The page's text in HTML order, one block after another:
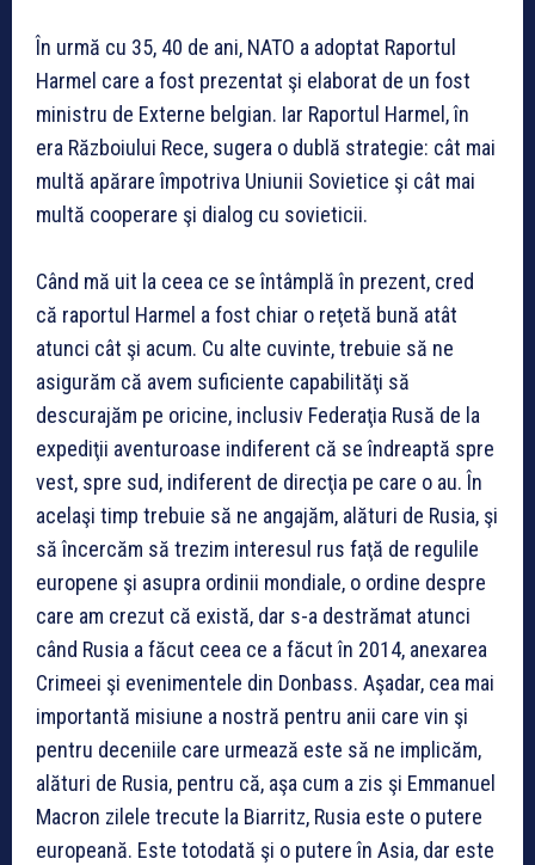
În urmă cu 35, 40 de ani, NATO a adoptat Raportul
Harmel care a fost prezentat şi elaborat de un fost
ministru de Externe belgian. Iar Raportul Harmel, în
era Războiului Rece, sugera o dublă strategie: cât mai
multă apărare împotriva Uniunii Sovietice şi cât mai
multă cooperare şi dialog cu sovieticii.
Când mă uit la ceea ce se întâmplă în prezent, cred
că raportul Harmel a fost chiar o reţetă bună atât
atunci cât şi acum. Cu alte cuvinte, trebuie să ne
asigurăm că avem suficiente capabilităţi să
descurajăm pe oricine, inclusiv Federaţia Rusă de la
expediţii aventuroase indiferent că se îndreaptă spre
vest, spre sud, indiferent de direcţia pe care o au. În
acelaşi timp trebuie să ne angajăm, alături de Rusia, şi
să încercăm să trezim interesul rus faţă de regulile
europene şi asupra ordinii mondiale, o ordine despre
care am crezut că există, dar s-a destrămat atunci
când Rusia a făcut ceea ce a făcut în 2014, anexarea
Crimeei şi evenimentele din Donbass. Aşadar, cea mai
importantă misiune a nostră pentru anii care vin şi
pentru deceniile care urmează este să ne implicăm,
alături de Rusia, pentru că, aşa cum a zis şi Emmanuel
Macron zilele trecute la Biarritz, Rusia este o putere
europeană. Este totodată şi o putere în Asia, dar este